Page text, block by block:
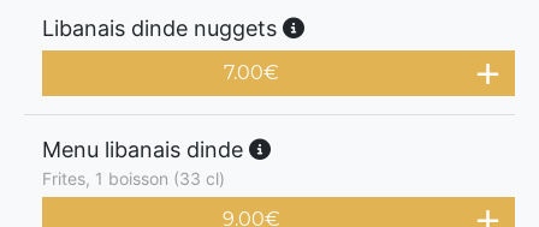
Libanais dinde nuggets
7.00€
Menu libanais dinde
Frites, 1 boisson (33 cl)
9.00€